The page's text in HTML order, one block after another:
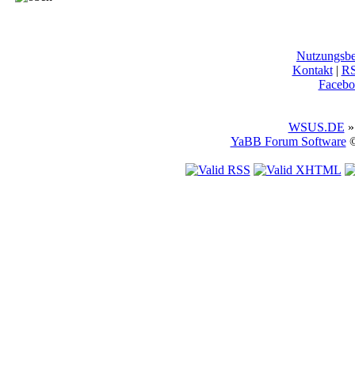
Kontakt|
WSUS.DE
YaBB Forum Software©